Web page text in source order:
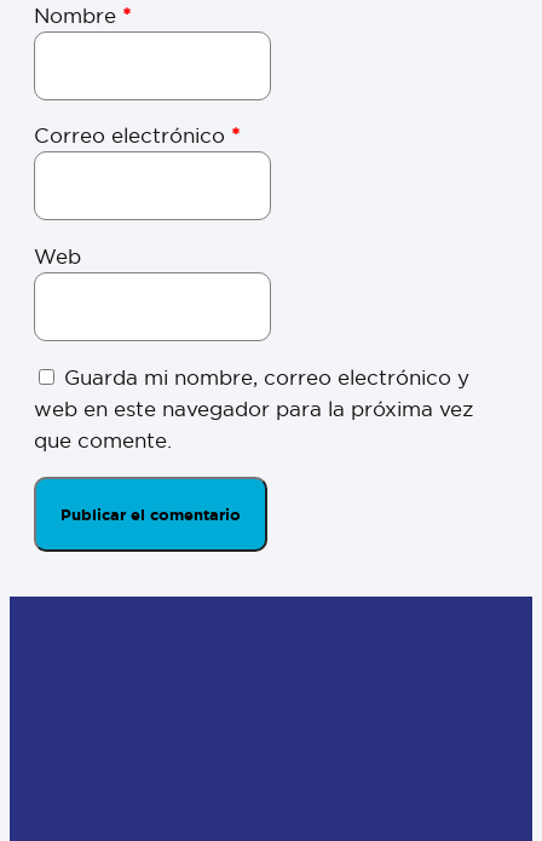
Nombre *
Correo electrónico *
Web
Guarda mi nombre, correo electrónico y
web en este navegador para la próxima vez
que comente.